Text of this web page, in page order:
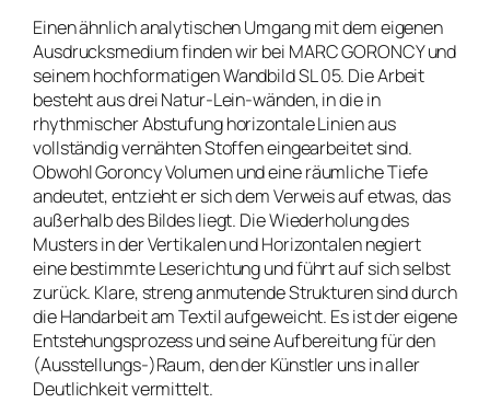
Einen ähnlich analytischen Umgang mit dem eigenen
Ausdrucksmedium finden wir bei MARC GORONCY und
seinem hochformatigen WandbildSL 05. Die Arbeit
besteht aus drei Natur-Lein-wänden, in die in
rhythmischer Abstufung horizontale Linien aus
vollständig vernähten Stoffen eingearbeitet sind.
Obwohl Goroncy Volumen und eine räumliche Tiefe
andeutet, entzieht er sich dem Verweis auf etwas, das
außerhalb des Bildes liegt. Die Wiederholung des
Musters in der Vertikalen und Horizontalen negiert
eine bestimmte Leserichtung und führt auf sich selbst
zurück. Klare, streng anmutende Strukturen sind durch
die Handarbeit am Textil aufgeweicht. Es ist der eigene
Entstehungsprozess und seine Aufbereitung für den
(Ausstellungs-)Raum, den der Künstler uns in aller
Deutlichkeit vermittelt.